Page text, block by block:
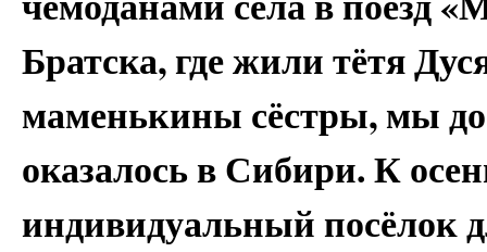
Братска, где жили тётя
маменькины сёстры, мы
оказалось в Сибири. К
индивидуальный посёлок